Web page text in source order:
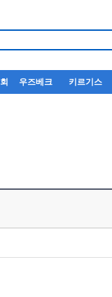
우즈베크 키르기스